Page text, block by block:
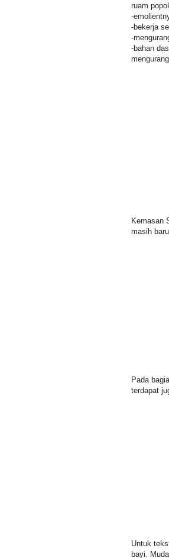
ruam
-
-bekerja
-
-bahan
Kemasan
masih
Pada
terdapat
Untuk
bayi.